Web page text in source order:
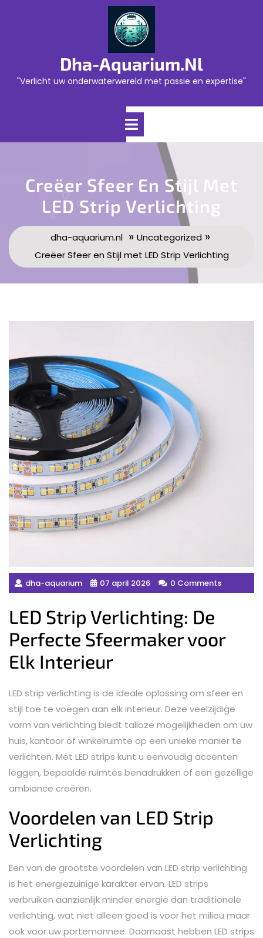
Dha-Aquarium.nl
"Verlicht uw onderwaterwereld met passie en expertise"
Open
Creëer Sfeer En Stijl Met
LED Strip Verlichting
dha-aquarium.nl» Uncategorized »
Creëer Sfeer en Stijl met LED Strip Verlichting
dha-aquarium 07 april 2026 0 Comments
LED Strip Verlichting: De
Perfecte Sfeermaker voor
Elk Interieur
LED strip verlichting is de ideale oplossing om sfeer en
stijl toe te voegen aan elk interieur. Deze veelzijdige
vorm van verlichting biedt talloze mogelijkheden om uw
huis, kantoor of winkelruimte op een unieke manier te
verlichten. Met LED strips kunt u eenvoudig accenten
leggen, bepaalde ruimtes benadrukken of een gezellige
ambiance creëren.
Voordelen van LED Strip
Verlichting
Een van de grootste voordelen van LED strip verlichting
is het energiezuinige karakter ervan. LED strips
verbruiken aanzienlijk minder energie dan traditionele
verlichting, wat niet alleen goed is voor het milieu maar
ook voor uw portemonnee. Daarnaast hebben LED strips